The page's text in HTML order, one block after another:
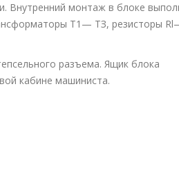
Внутренний монтаж в блоке
Т1— ТЗ, резисторы
разъема. Ящик блока
кабине машиниста.